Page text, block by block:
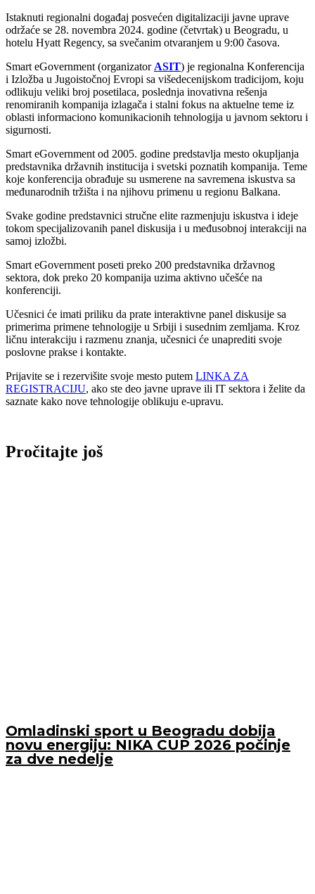
Istaknuti regionalni događaj posvećen digitalizaciji javne uprave
održaće se 28. novembra 2024. godine (četvrtak) u Beogradu, u
hotelu Hyatt Regency, sa svečanim otvaranjem u 9:00 časova.
Smart eGovernment (organizator ASIT) je regionalna Konferencija
i Izložba u Jugoistočnoj Evropi sa višedecenijskom tradicijom, koju
odlikuju veliki broj posetilaca, poslednja inovativna rešenja
renomiranih kompanija izlagača i stalni fokus na aktuelne teme iz
oblasti informaciono komunikacionih tehnologija u javnom sektoru i
sigurnosti.
Smart eGovernment od 2005. godine predstavlja mesto okupljanja
predstavnika državnih institucija i svetski poznatih kompanija. Teme
koje konferencija obrađuje su usmerene na savremena iskustva sa
međunarodnih tržišta i na njihovu primenu u regionu Balkana.
Svake godine predstavnici stručne elite razmenjuju iskustva i ideje
tokom specijalizovanih panel diskusija i u međusobnoj interakciji na
samoj izložbi.
Smart eGovernment poseti preko 200 predstavnika državnog
sektora, dok preko 20 kompanija uzima aktivno učešće na
konferenciji.
Učesnici će imati priliku da prate interaktivne panel diskusije sa
primerima primene tehnologije u Srbiji i susednim zemljama. Kroz
ličnu interakciju i razmenu znanja, učesnici će unaprediti svoje
poslovne prakse i kontakte.
Prijavite se i rezervišite svoje mesto putem LINKA ZA
REGISTRACIJU, ako ste deo javne uprave ili IT sektora i želite da
saznate kako nove tehnologije oblikuju e-upravu.
Pročitajte još
Omladinski sport u Beogradu dobija
novu energiju: NIKA CUP 2026 počinje
za dve nedelje